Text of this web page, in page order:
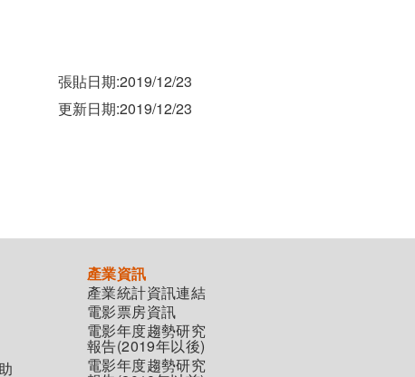
張貼日期:2019/12/23
更新日期:2019/12/23
產業資訊
產業統計資訊連結
電影票房資訊
電影年度趨勢研究
報告(2019年以後)
電影年度趨勢研究